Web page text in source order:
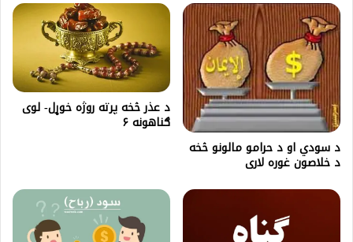
د سودي او د حرامو مالونو څخه
د خلاصون غوره لاری
د عذر څخه پرته روژه خوړل- لوی
ګناهونه ۶